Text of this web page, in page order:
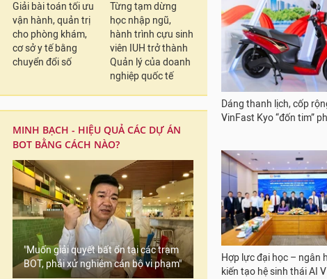
Giải bài toán tối ưu
vận hành, quản trị
cho phòng khám,
cơ sở y tế bằng
chuyển đổi số
Từng tạm dừng
học nhập ngũ,
hành trình cựu sinh
viên IUH trở thành
Quản lý của doanh
nghiệp quốc tế
MINH BẠCH - HIỆU QUẢ CÁC DỰ ÁN
BOT BẰNG CÁCH NÀO?
"Muốn giải quyết bất ổn tại các trạm
BOT, phải xử nghiêm cán bộ vi phạm"
Dáng thanh lịch, cốp
VinFast Kyo “đốn tim”
Hợp lực đại học – ngân
kiến tạo hệ sinh thái AI